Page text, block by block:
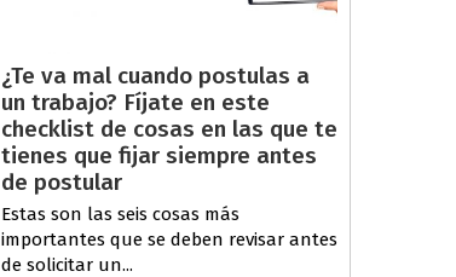
¿Te va mal cuando postulas a
un trabajo? Fíjate en este
checklist de cosas en las que te
tienes que fijar siempre antes
de postular
Estas son las seis cosas más
importantes que se deben revisar antes
de solicitar un...